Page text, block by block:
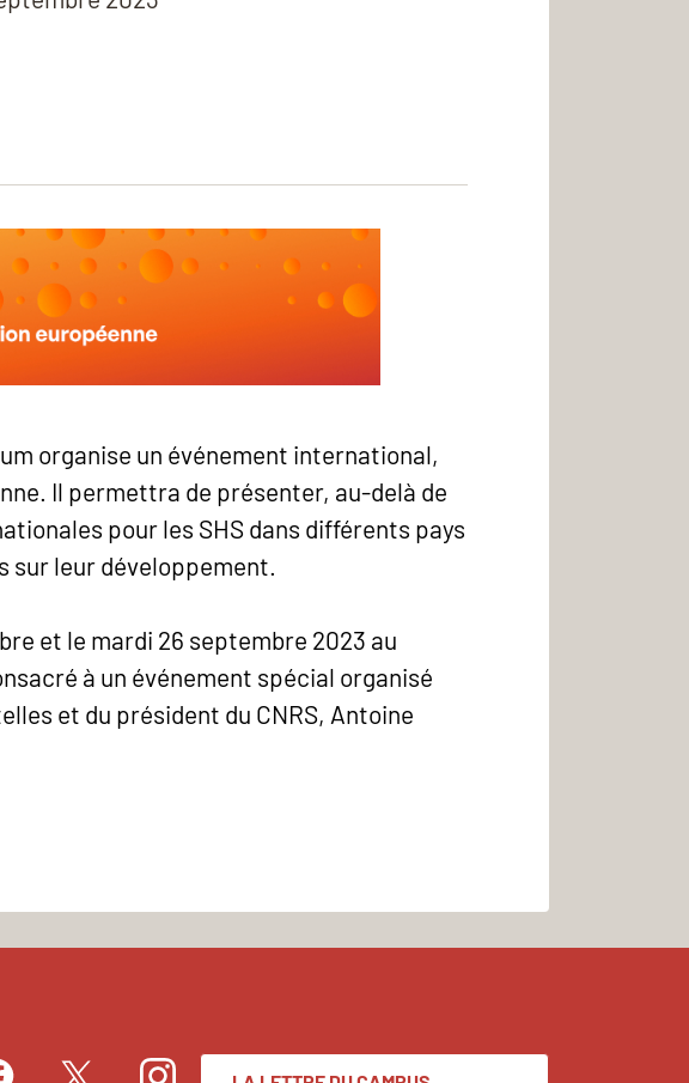
organise un événement international,
Il permettra de présenter, au-delà de
pour les SHS dans différents pays
sur leur développement.
et le mardi 26 septembre 2023 au
à un événement spécial organisé
et du président du CNRS, Antoine